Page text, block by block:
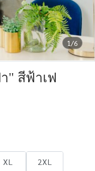
1/6
" สีฟ้าเฟ
XL
2XL